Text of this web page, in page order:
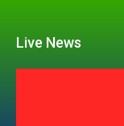
Live News